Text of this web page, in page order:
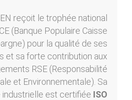
reçoit le trophée national
(Banque Populaire Caisse
pour la qualité de ses
et sa forte contribution aux
RSE (Responsabilité
et Environnementale). Sa
industrielle est certifiée ISO